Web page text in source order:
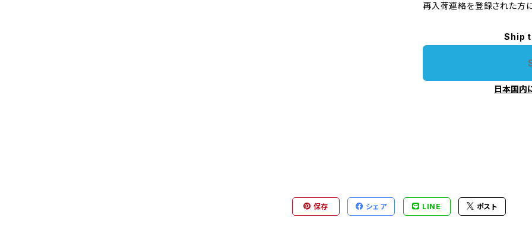
再入荷連絡を登録された方
Ship
日本国内
保存 シェア LINE ポスト